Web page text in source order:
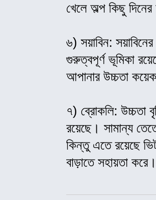
খেলে অল্প কিছু
৬) সয়াবিন:
গুরুত্বপূর্ণ ভূমিকা
আপানার উচ্চতা
৭) ব্রোকলি: উচ্চতা
রয়েছে। সামান্য
কিন্তু এতে রয়েছে
বাড়াতে সহায়তা